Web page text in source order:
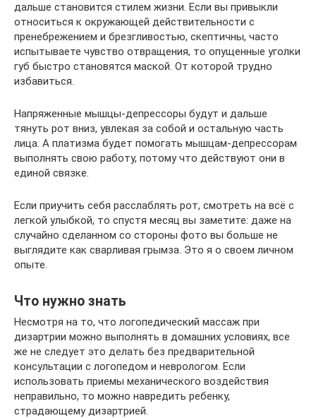
дальше становится стилем жизни. Если вы привыкли
относиться к окружающей действительности с
пренебрежением и брезгливостью, скептичны, часто
испытываете чувство отвращения, то опущенные уголки
губ быстро становятся маской. От которой трудно
избавиться.
Напряженные мышцы-депрессоры будут и дальше
тянуть рот вниз, увлекая за собой и остальную часть
лица. А платизма будет помогать мышцам-депрессорам
выполнять свою работу, потому что действуют они в
единой связке.
Если приучить себя расслаблять рот, смотреть на всё с
легкой улыбкой, то спустя месяц вы заметите: даже на
случайно сделанном со стороны фото вы больше не
выглядите как сварливая грымза. Это я о своем личном
опыте.
Что нужно знать
Несмотря на то, что логопедический массаж при
дизартрии можно выполнять в домашних условиях, все
же не следует это делать без предварительной
консультации с логопедом и неврологом. Если
использовать приемы механического воздействия
неправильно, то можно навредить ребенку,
страдающему дизартрией.